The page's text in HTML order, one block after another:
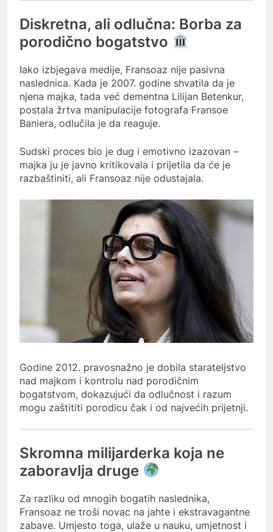
Diskretna, ali odlučna: Borba za
porodično bogatstvo
Iako izbjegava medije, Fransoaz nije pasivna
naslednica. Kada je 2007. godine shvatila da je
njena majka, tada već dementna Lilijan Betenkur,
postala žrtva manipulacije fotografa Fransoe
Baniera, odlučila je da reaguje.
Sudski proces bio je dug i emotivno izazovan –
majka ju je javno kritikovala i prijetila da će je
razbaštiniti, ali Fransoaz nije odustajala.
Godine 2012. pravosnažno je dobila starateljstvo
nad majkom i kontrolu nad porodičnim
bogatstvom, dokazujući da odlučnost i razum
mogu zaštititi porodicu čak i od najvećih prijetnji.
Skromna milijarderka koja ne
zaboravlja druge
Za razliku od mnogih bogatih naslednika,
Fransoaz ne troši novac na jahte i ekstravagantne
zabave. Umjesto toga, ulaže u nauku, umjetnost i